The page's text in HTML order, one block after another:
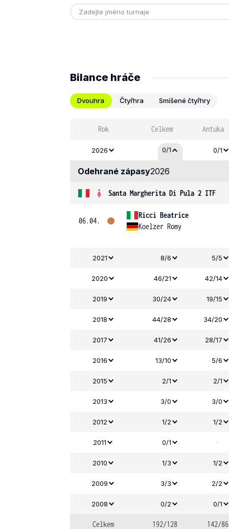
Bilance hráče
Dvouhra Čtyřhra Smíšené čtyřhry
Rok Celkem Antuka
2026 0/1 0/1
Odehrané zápasy2026
Santa Margherita Di Pula 2 ITF
06.04.
Ricci Beatrice
Koelzer Romy
2021 8/6 5/5
2020 46/21 42/14
2019 30/24 19/15
2018 44/28 34/20
2017 41/26 28/17
2016 13/10 5/6
2015 2/1 2/1
2013 3/0 3/0
2012 1/2 1/2
2011 0/1 -
2010 1/3 1/2
2009 3/3 2/2
2008 0/2 0/1
Celkem 192/128 142/86